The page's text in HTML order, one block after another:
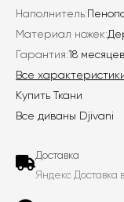
Наполнитель:
Материал ножек:
Гарантия:18 месяцев
Все
Купить Ткани
Все диваны Djivani
Доставка
Яндекс Доставка